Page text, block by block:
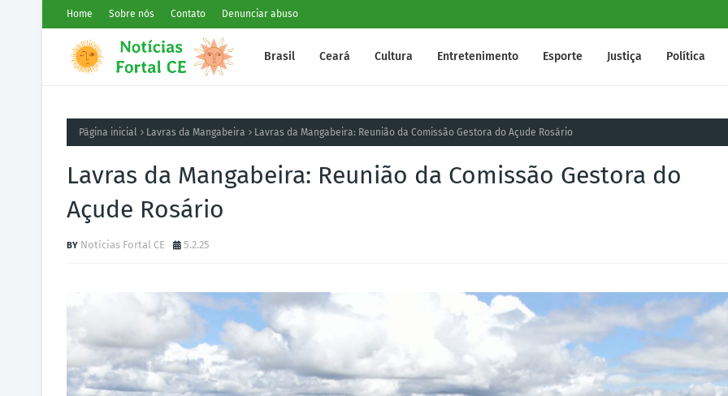
Home Sobre nós Contato Denunciar abuso
Brasil Ceará Cultura Entretenimento Esporte Justiça Política
Página inicial Lavras da Mangabeira Lavras da Mangabeira: Reunião da Comissão Gestora do Açude Rosário
Lavras da Mangabeira: Reunião da Comissão Gestora do
Açude Rosário
Notícias Fortal CE 5.2.25